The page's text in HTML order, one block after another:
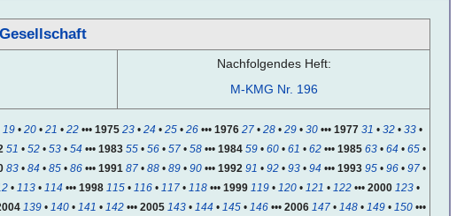
Nachfolgendes Heft:
M-KMG Nr. 196
19 • 20 • 21 • 22 ••• 1975 23 • 24 • 25 • 26 ••• 1976 27 • 28 • 29 • 30 ••• 1977 31 • 32 • 33 •
51 • 52 • 53 • 54 ••• 1983 55 • 56 • 57 • 58 ••• 1984 59 • 60 • 61 • 62 ••• 1985 63 • 64 • 65 •
83 • 84 • 85 • 86 ••• 1991 87 • 88 • 89 • 90 ••• 1992 91 • 92 • 93 • 94 ••• 1993 95 • 96 • 97 •
• 113• 114••• 1998 115• 116• 117• 118••• 1999 119• 120• 121 • 122••• 2000 123•
139• 140• 141 • 142••• 2005 143• 144• 145• 146••• 2006 147• 148• 149• 150•••